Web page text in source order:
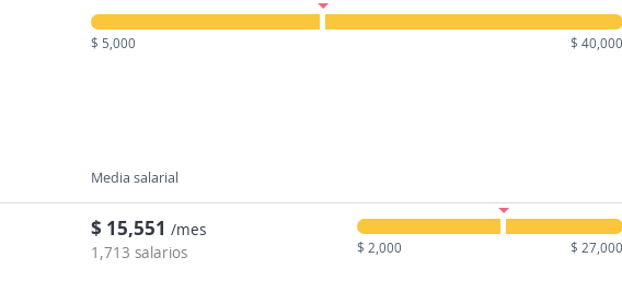
$ 5,000 $ 40,000
Media salarial
$ 15,551 /mes
1,713 salarios
$ 2,000 $ 27,000